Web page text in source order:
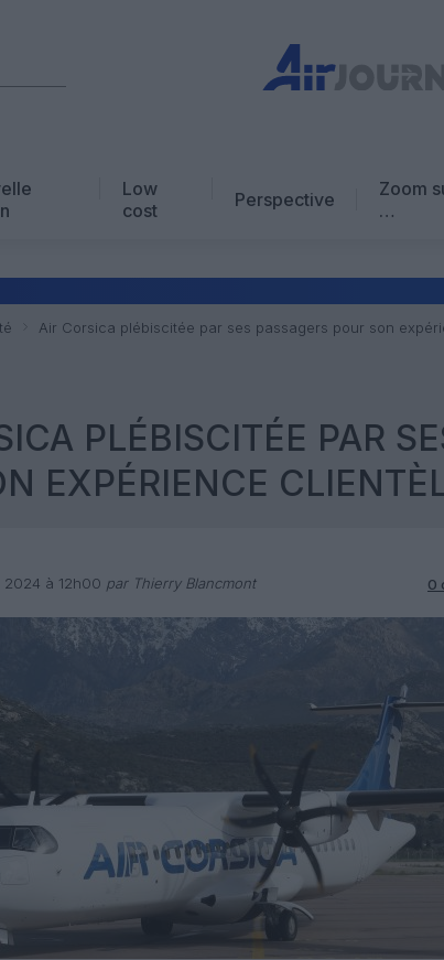
Low
cost
Perspective
Zoom
…
Avis
Air Corsica plébiscitée par ses passagers pour son
PLÉBISCITÉE PAR
EXPÉRIENCE
2024 à 12h00 par Thierry Blancmont 0